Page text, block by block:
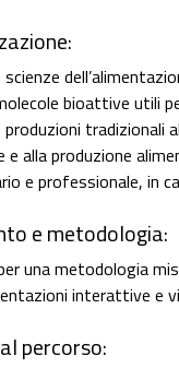
bioattive utili
produzioni
alla produzione
e professionale, in
e metodologia:
una metodologia
interattive e
percorso: